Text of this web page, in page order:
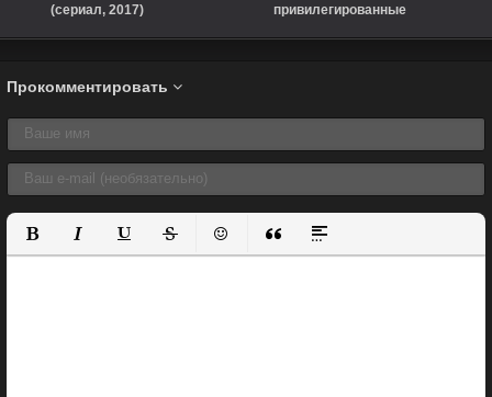
(сериал, 2017)
привилегированные
Прокомментировать
Полужирный
КурсивПодчеркнутый
ЗачеркнутыйВставить смайлик
Вставка цитаты
Вставка спойлера